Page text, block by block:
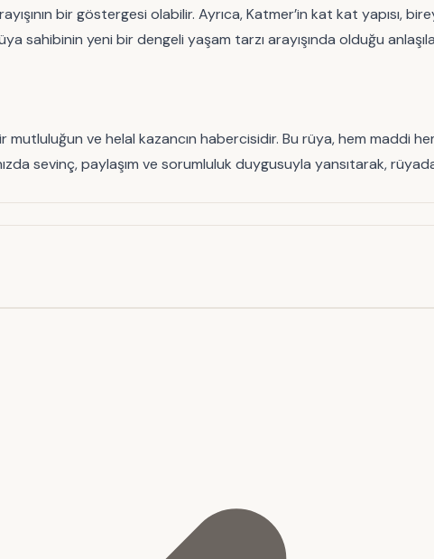
bir göstergesi olabilir. Ayrıca, Katmer’in kat kat yapısı,
sahibinin yeni bir dengeli yaşam tarzı arayışında olduğu
ve helal kazancın habercisidir. Bu rüya, hem maddi
sevinç, paylaşım ve sorumluluk duygusuyla yansıtarak,